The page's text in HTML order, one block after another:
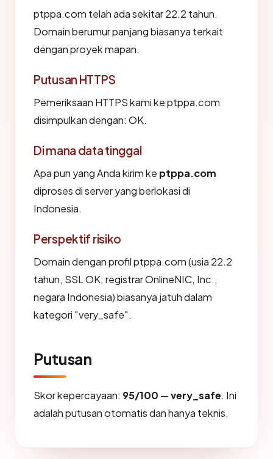
ptppa.com telah ada sekitar 22.2 tahun.
Domain berumur panjang biasanya terkait
dengan proyek mapan.
Putusan HTTPS
Pemeriksaan HTTPS kami ke ptppa.com
disimpulkan dengan: OK.
Di mana data tinggal
Apa pun yang Anda kirim ke ptppa.com
diproses di server yang berlokasi di
Indonesia.
Perspektif risiko
Domain dengan profil ptppa.com (usia 22.2
tahun, SSL OK, registrar OnlineNIC, Inc.,
negara Indonesia) biasanya jatuh dalam
kategori "very_safe".
Putusan
Skor kepercayaan: 95/100 —very_safe. Ini
adalah putusan otomatis dan hanya teknis.